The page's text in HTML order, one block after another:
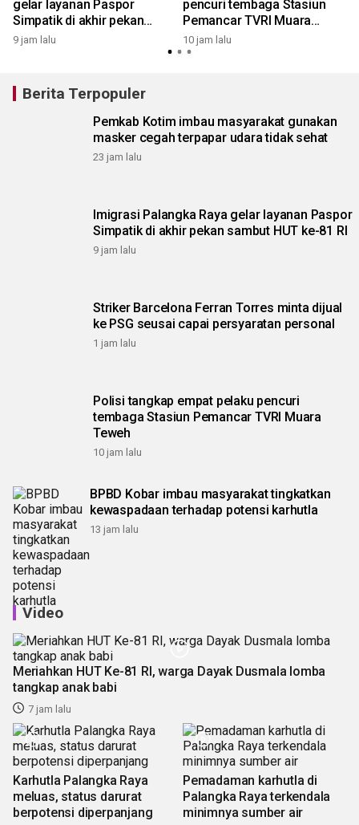
gelar layanan Paspor
Simpatik di akhir pekan
sambut HUT ke-81 RI
9 jam lalu
pencuri tembaga Stasiun
Pemancar TVRI Muara
Teweh
10 jam lalu
Berita Terpopuler
Pemkab Kotim imbau masyarakat gunakan
masker cegah terpapar udara tidak sehat
23 jam lalu
Imigrasi Palangka Raya gelar layanan Paspor
Simpatik di akhir pekan sambut HUT ke-81 RI
9 jam lalu
Striker Barcelona Ferran Torres minta dijual
ke PSG seusai capai persyaratan personal
1 jam lalu
Polisi tangkap empat pelaku pencuri
tembaga Stasiun Pemancar TVRI Muara
Teweh
10 jam lalu
BPBD Kobar imbau masyarakat tingkatkan
kewaspadaan terhadap potensi karhutla
13 jam lalu
Video
Meriahkan HUT Ke-81 RI, warga Dayak Dusmala lomba
tangkap anak babi
7 jam lalu
Karhutla Palangka Raya
meluas, status darurat
berpotensi diperpanjang
Pemadaman karhutla di
Palangka Raya terkendala
minimnya sumber air